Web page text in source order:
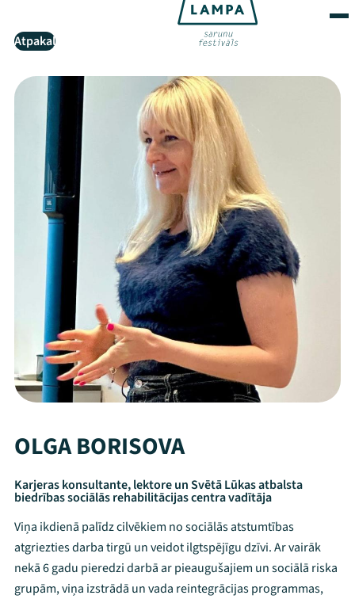
Atpakaļ
OLGA BORISOVA
Karjeras konsultante, lektore un Svētā Lūkas atbalsta
biedrības sociālās rehabilitācijas centra vadītāja
Viņa ikdienā palīdz cilvēkiem no sociālās atstumtības
atgriezties darba tirgū un veidot ilgtspējīgu dzīvi. Ar vairāk
nekā 6 gadu pieredzi darbā ar pieaugušajiem un sociālā riska
grupām, viņa izstrādā un vada reintegrācijas programmas,